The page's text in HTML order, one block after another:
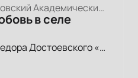
Ростов-на-Дону, Ростовский Академический Театр Драмы, Большая сцена
в селе
Повесть 38-летнего Федора Достоевского «Село Степанчиково и его обитатели» была опубликована в 1859 году и стала шагом к возвращению писателя в литературу после тяжелого каторжного периода.